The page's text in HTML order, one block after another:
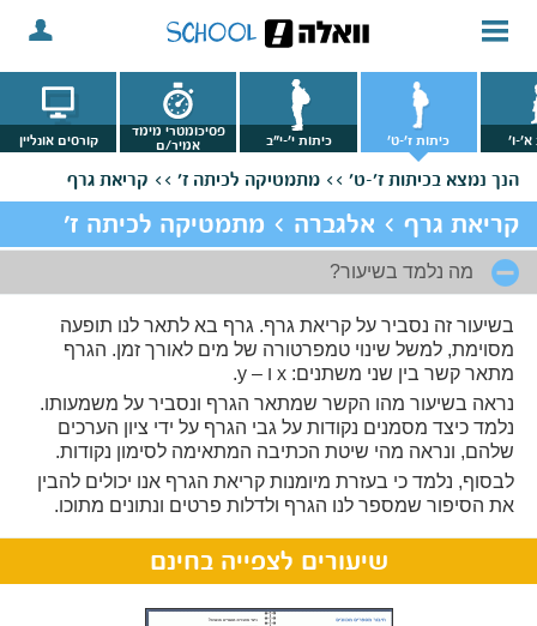
א'-ו' כיתות ז'-ט' כיתות י'-י"ב
פסיכומטרי מימד
אמיר/ם
קורסים אונליין
הנך נמצא בכיתות ז'-ט' >> מתמטיקה לכיתה ז' >> קריאת גרף
קריאת גרף > אלגברה > מתמטיקה לכיתה ז'
מה נלמד בשיעור?
בשיעור זה נסביר על קריאת גרף. גרף בא לתאר לנו תופעה
מסוימת, למשל שינוי טמפרטורה של מים לאורך זמן. הגרף
מתאר קשר בין שני משתנים: x ו – y.
נראה בשיעור מהו הקשר שמתאר הגרף ונסביר על משמעותו.
נלמד כיצד מסמנים נקודות על גבי הגרף על ידי ציון הערכים
שלהם, ונראה מהי שיטת הכתיבה המתאימה לסימון נקודות.
לבסוף, נלמד כי בעזרת מיומנות קריאת הגרף אנו יכולים להבין
את הסיפור שמספר לנו הגרף ולדלות פרטים ונתונים מתוכו.
שיעורים לצפייה בחינם